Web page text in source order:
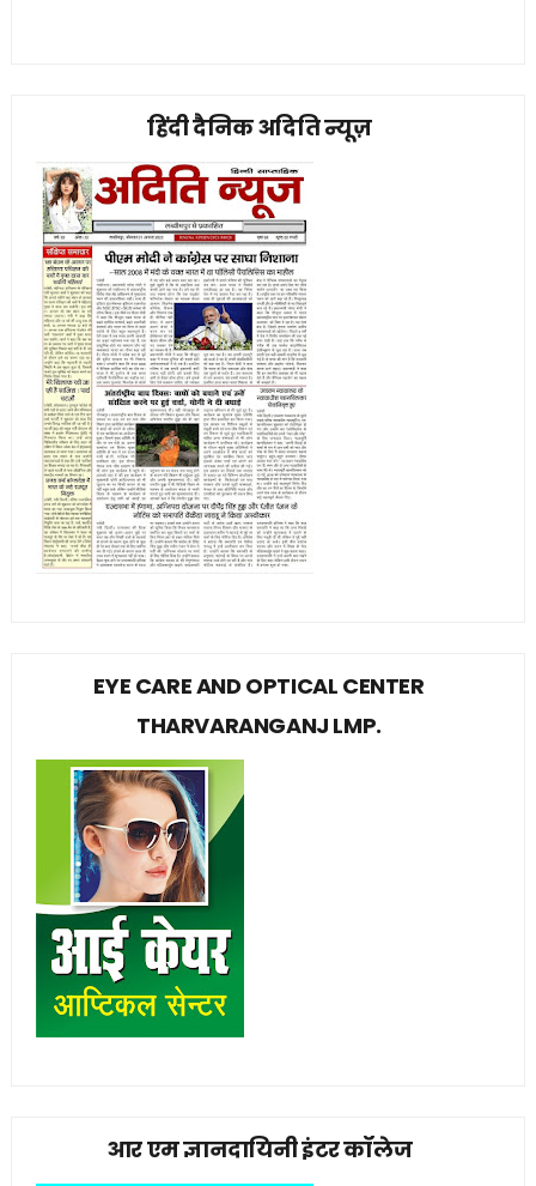
हिंदी दैनिक अदिति न्यूज़
EYE CARE AND OPTICAL CENTER
THARVARANGANJ LMP.
आर एम ज्ञानदायिनी इंटर कॉलेज